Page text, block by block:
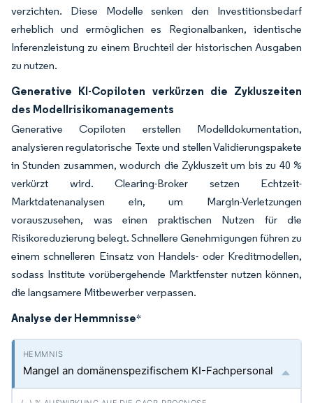
verzichten. Diese Modelle senken den Investitionsbedarf
erheblich und ermöglichen es Regionalbanken, identische
Inferenzleistung zu einem Bruchteil der historischen Ausgaben
zu nutzen.
Generative KI-Copiloten verkürzen die Zykluszeiten
des Modellrisikomanagements
Generative Copiloten erstellen Modelldokumentation,
analysieren regulatorische Texte und stellen Validierungspakete
in Stunden zusammen, wodurch die Zykluszeit um bis zu 40 %
verkürzt wird. Clearing-Broker setzen Echtzeit-
Marktdatenanalysen ein, um Margin-Verletzungen
vorauszusehen, was einen praktischen Nutzen für die
Risikoreduzierung belegt. Schnellere Genehmigungen führen zu
einem schnelleren Einsatz von Handels- oder Kreditmodellen,
sodass Institute vorübergehende Marktfenster nutzen können,
die langsamere Mitbewerber verpassen.
Analyse der Hemmnisse*
Mangel an domänenspezifischem KI-Fachpersonal